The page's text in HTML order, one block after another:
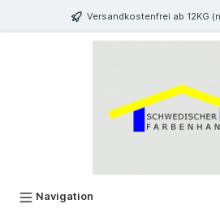
springen Versandkostenfrei ab 12KG
Navigation